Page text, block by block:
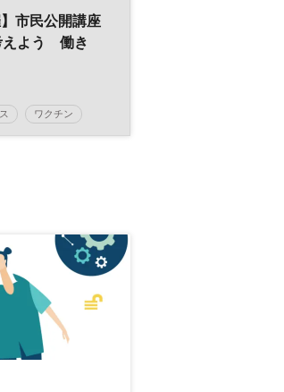
市民公開講座
えよう 働き
ワクチン